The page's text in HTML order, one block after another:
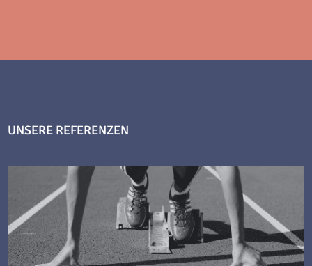
UNSERE REFERENZEN